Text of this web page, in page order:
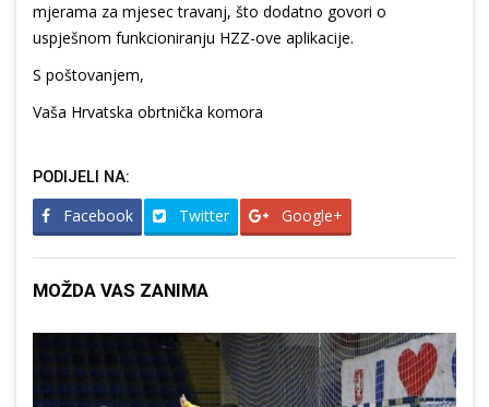
mjerama za mjesec travanj, što dodatno govori o
uspješnom funkcioniranju HZZ-ove aplikacije.
S poštovanjem,
Vaša Hrvatska obrtnička komora
PODIJELI NA:
Facebook Twitter Google+
MOŽDA VAS ZANIMA